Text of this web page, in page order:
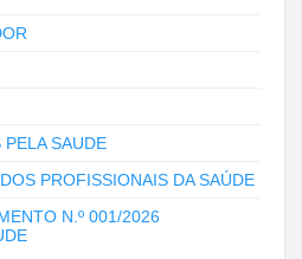
SAUDE
PROFISSIONAIS DA SAÚDE
N.º 001/2026